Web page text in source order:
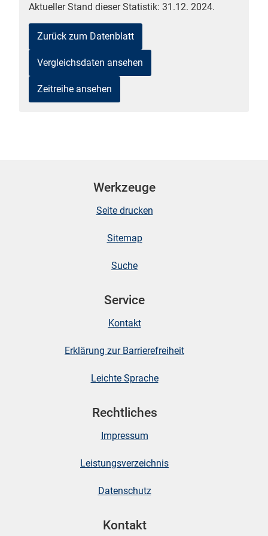
Aktueller Stand dieser Statistik: 31.12. 2024.
Zurück zum Datenblatt
Vergleichsdaten ansehen
Zeitreihe ansehen
Werkzeuge
Seite drucken
Sitemap
Suche
Service
Kontakt
Erklärung zur Barrierefreiheit
Leichte Sprache
Rechtliches
Impressum
Leistungsverzeichnis
Datenschutz
Kontakt